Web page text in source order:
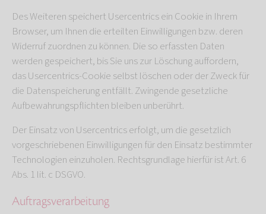
Des Weiteren speichert Usercentrics ein Cookie in Ihrem
Browser, um Ihnen die erteilten Einwilligungen bzw. deren
Widerruf zuordnen zu können. Die so erfassten Daten
werden gespeichert, bis Sie uns zur Löschung auffordern,
das Usercentrics-Cookie selbst löschen oder der Zweck für
die Datenspeicherung entfällt. Zwingende gesetzliche
Aufbewahrungspflichten bleiben unberührt.
Der Einsatz von Usercentrics erfolgt, um die gesetzlich
vorgeschriebenen Einwilligungen für den Einsatz bestimmter
Technologien einzuholen. Rechtsgrundlage hierfür ist Art. 6
Abs. 1 lit. c DSGVO.
Auftragsverarbeitung